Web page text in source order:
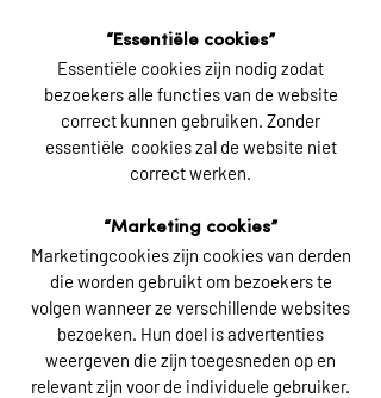
“Essentiële cookies”
Essentiële cookies zijn nodig zodat
bezoekers alle functies van de website
correct kunnen gebruiken. Zonder
essentiële cookies zal de website niet
correct werken.
“Marketing cookies”
Marketingcookies zijn cookies van derden
die worden gebruikt om bezoekers te
volgen wanneer ze verschillende websites
bezoeken. Hun doel is advertenties
weergeven die zijn toegesneden op en
relevant zijn voor de individuele gebruiker.